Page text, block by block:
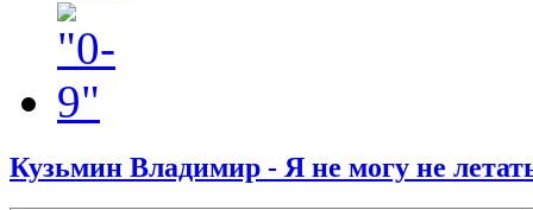
Кузьмин Владимир - Я не могу не